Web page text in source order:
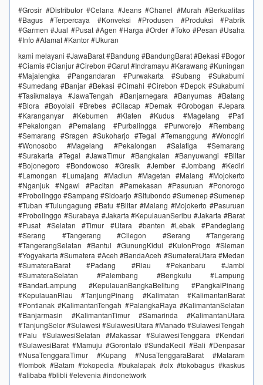
#Grosir #Distributor #Celana #Jeans #Chanel #Murah #Berkualitas
#Bagus #Terpercaya #Konveksi #Produsen #Produksi #Pabrik
#Garmen #Jual #Pusat #Agen #Harga #Order #Toko #Pesan #Usaha
#Info #Alamat #Kantor #Ukuran
kami melayani #JawaBarat #Bandung #BandungBarat #Bekasi #Bogor
#Ciamis #Cianjur #Cirebon #Garut #Indramayu #Karawang #Kuningan
#Majalengka #Pangandaran #Purwakarta #Subang #Sukabumi
#Sumedang #Banjar #Bekasi #Cimahi #Cirebon #Depok #Sukabumi
#Tasikmalaya #JawaTengah #Banjarnegara #Banyumas #Batang
#Blora #Boyolali #Brebes #Cilacap #Demak #Grobogan #Jepara
#Karanganyar #Kebumen #Klaten #Kudus #Magelang #Pati
#Pekalongan #Pemalang #Purbalingga #Purworejo #Rembang
#Semarang #Sragen #Sukoharjo #Tegal #Temanggung #Wonogiri
#Wonosobo #Magelang #Pekalongan #Salatiga #Semarang
#Surakarta #Tegal #JawaTimur #Bangkalan #Banyuwangi #Blitar
#Bojonegoro #Bondowoso #Gresik #Jember #Jombang #Kediri
#Lamongan #Lumajang #Madiun #Magetan #Malang #Mojokerto
#Nganjuk #Ngawi #Pacitan #Pamekasan #Pasuruan #Ponorogo
#Probolinggo #Sampang #Sidoarjo #Situbondo #Sumenep #Sumenep
#Tuban #Tulungagung #Batu #Blitar #Malang #Mojokerto #Pasuruan
#Probolinggo #Surabaya #Jakarta #KepulauanSeribu #Jakarta #Barat
#Pusat #Selatan #Timur #Utara #banten #Lebak #Pandeglang
#Serang #Tangerang #Cilegon #Serang #Tangerang
#TangerangSelatan #Bantul #GunungKidul #KulonProgo #Sleman
#Yogyakarta #Sumatera #Aceh #BandaAceh #SumateraUtara #Medan
#SumateraBarat #Padang #Riau #Pekanbaru #Jambi
#SumateraSelatan #Palembang #Bengkulu #Lampung
#BandarLampung #KepulauanBangkaBelitung #PangkalPinang
#KepulauanRiau #TanjungPinang #Kalimatan #KalimantanBarat
#Pontianak #KalimantanTengah #PalangkaRaya #KalimantanSelatan
#Banjarmasin #KalimantanTimur #Samarinda #KalimantanUtara
#TanjungSelor #Sulawesi #SulawesiUtara #Manado #SulawesiTengah
#Palu #SulawesiSelatan #Makassar #SulawesiTenggara #Kendari
#SulawesiBarat #Mamuju #Gorontalo #SundaKecil #Bali #Denpasar
#NusaTenggaraTimur #Kupang #NusaTenggaraBarat #Mataram
#lombok #Batam #tokopedia #bukalapak #olx #tokobagus #kaskus
#alibaba #blibli #elevenia #indonetwork